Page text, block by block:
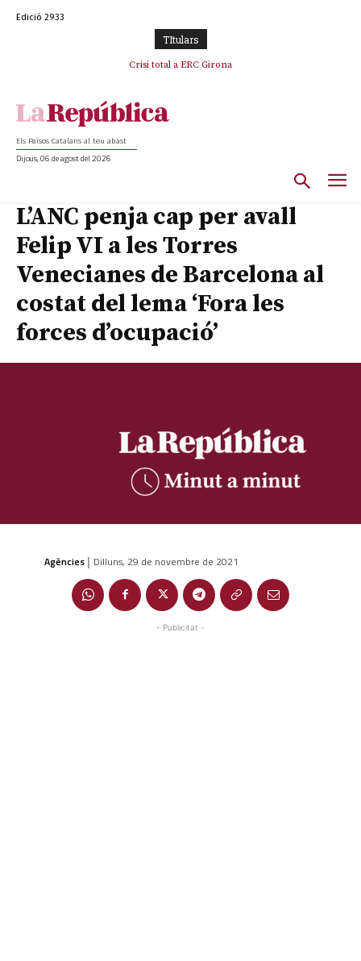
Edició 2933
TItulars
Crisi total a ERC Girona
Els Països Catalans al teu abast
Dijous, 06 de agost del 2026
L’ANC penja cap per avall
Felip VI a les Torres
Venecianes de Barcelona al
costat del lema ‘Fora les
forces d’ocupació’
Agències | Dilluns, 29 de novembre de 2021
- Publicitat -